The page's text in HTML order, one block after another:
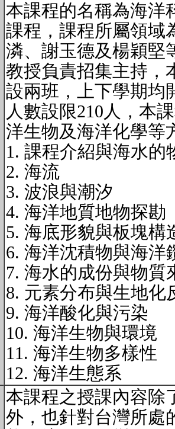
本課程的名稱為海洋
課程，課程所屬領域
潾、謝玉德及楊穎堅
教授負責招集主持，
設兩班，上下學期均
人數設限210人，本
洋生物及海洋化學等
1. 課程介紹與海水的
2. 海流
3. 波浪與潮汐
4. 海洋地質地物探勘
5. 海底形貌與板塊構
6. 海洋沈積物與海洋
7. 海水的成份與物質
8. 元素分布與生地化
9. 海洋酸化與污染
10. 海洋生物與環境
11. 海洋生物多樣性
12. 海洋生態系
本課程之授課內容除
外，也針對台灣所處